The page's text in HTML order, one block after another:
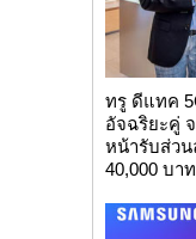
ทรู ดีแทค
อัจฉริยะคู่
หน้ารับส่ว
40,000 บาท